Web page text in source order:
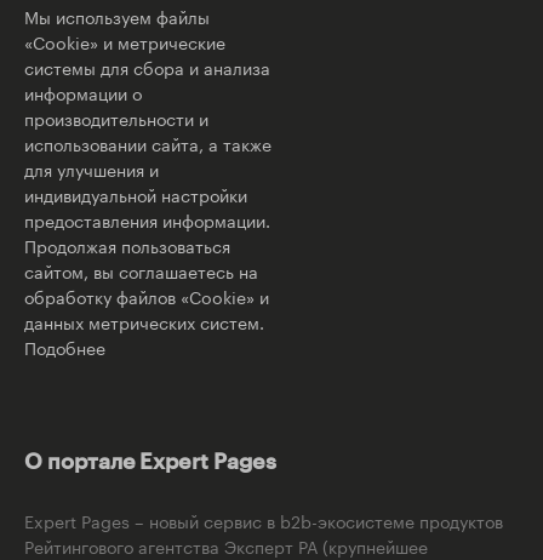
Мы используем файлы
«Cookie» и метрические
системы для сбора и анализа
информации о
производительности и
использовании сайта, а также
для улучшения и
индивидуальной настройки
предоставления информации.
Продолжая пользоваться
сайтом, вы соглашаетесь на
обработку файлов «Cookie» и
данных метрических систем.
Подобнее
О портале Expert Pages
Expert Pages – новый сервис в b2b-экосистеме продуктов
Рейтингового агентства Эксперт РА (крупнейшее